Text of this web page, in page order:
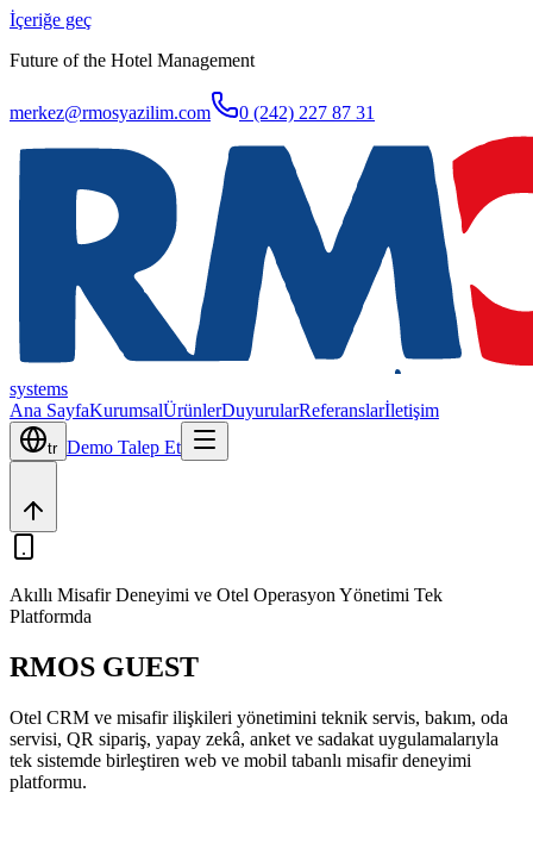
İçeriğe geç
Future of the Hotel Management
merkez@rmosyazilim.com 0 (242) 227 87 31
systems
Ana SayfaKurumsalÜrünlerDuyurularReferanslarİletişim
tr Demo Talep Et
Akıllı Misafir Deneyimi ve Otel Operasyon Yönetimi Tek
Platformda
RMOS GUEST
Otel CRM ve misafir ilişkileri yönetimini teknik servis, bakım, oda
servisi, QR sipariş, yapay zekâ, anket ve sadakat uygulamalarıyla
tek sistemde birleştiren web ve mobil tabanlı misafir deneyimi
platformu.